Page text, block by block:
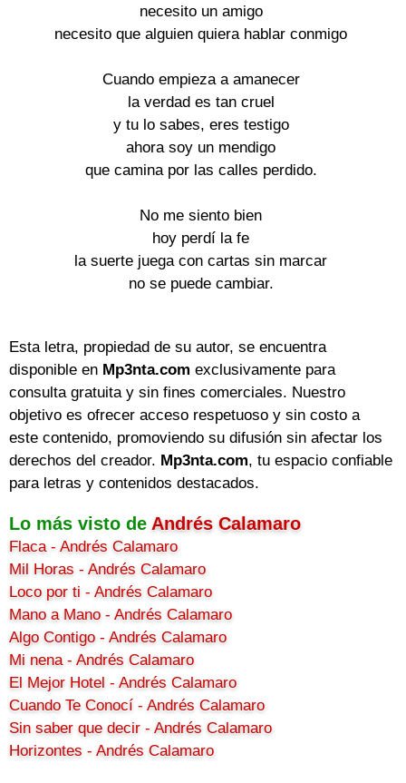
necesito un amigo
necesito que alguien quiera hablar conmigo
Cuando empieza a amanecer
la verdad es tan cruel
y tu lo sabes, eres testigo
ahora soy un mendigo
que camina por las calles perdido.
No me siento bien
hoy perdí la fe
la suerte juega con cartas sin marcar
no se puede cambiar.
Esta letra, propiedad de su autor, se encuentra
disponible en Mp3nta.com exclusivamente para
consulta gratuita y sin fines comerciales. Nuestro
objetivo es ofrecer acceso respetuoso y sin costo a
este contenido, promoviendo su difusión sin afectar los
derechos del creador. Mp3nta.com, tu espacio confiable
para letras y contenidos destacados.
Lo más visto de Andrés Calamaro
Flaca - Andrés Calamaro
Mil Horas - Andrés Calamaro
Loco por ti - Andrés Calamaro
Mano a Mano - Andrés Calamaro
Algo Contigo - Andrés Calamaro
Mi nena - Andrés Calamaro
El Mejor Hotel - Andrés Calamaro
Cuando Te Conocí - Andrés Calamaro
Sin saber que decir - Andrés Calamaro
Horizontes - Andrés Calamaro